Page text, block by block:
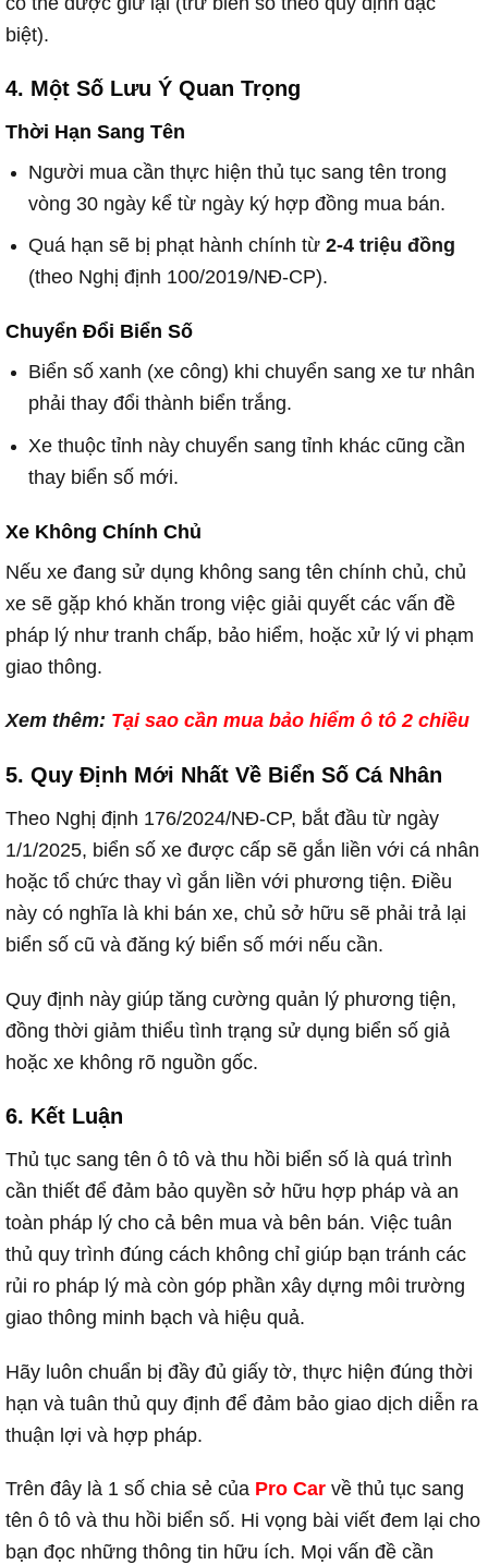
biệt).
4. Một Số Lưu Ý Quan Trọng
Thời Hạn Sang Tên
Người mua cần thực hiện thủ tục sang tên trong
vòng 30 ngày kể từ ngày ký hợp đồng mua bán.
Quá hạn sẽ bị phạt hành chính từ 2-4 triệu đồng
(theo Nghị định 100/2019/NĐ-CP).
Chuyển Đổi Biển Số
Biển số xanh (xe công) khi chuyển sang xe tư nhân
phải thay đổi thành biển trắng.
Xe thuộc tỉnh này chuyển sang tỉnh khác cũng cần
thay biển số mới.
Xe Không Chính Chủ
Nếu xe đang sử dụng không sang tên chính chủ, chủ
xe sẽ gặp khó khăn trong việc giải quyết các vấn đề
pháp lý như tranh chấp, bảo hiểm, hoặc xử lý vi phạm
giao thông.
Xem thêm: Tại sao cần mua bảo hiểm ô tô 2 chiều
5. Quy Định Mới Nhất Về Biển Số Cá Nhân
Theo Nghị định 176/2024/NĐ-CP, bắt đầu từ ngày
1/1/2025, biển số xe được cấp sẽ gắn liền với cá nhân
hoặc tổ chức thay vì gắn liền với phương tiện. Điều
này có nghĩa là khi bán xe, chủ sở hữu sẽ phải trả lại
biển số cũ và đăng ký biển số mới nếu cần.
Quy định này giúp tăng cường quản lý phương tiện,
đồng thời giảm thiểu tình trạng sử dụng biển số giả
hoặc xe không rõ nguồn gốc.
6. Kết Luận
Thủ tục sang tên ô tô và thu hồi biển số là quá trình
cần thiết để đảm bảo quyền sở hữu hợp pháp và an
toàn pháp lý cho cả bên mua và bên bán. Việc tuân
thủ quy trình đúng cách không chỉ giúp bạn tránh các
rủi ro pháp lý mà còn góp phần xây dựng môi trường
giao thông minh bạch và hiệu quả.
Hãy luôn chuẩn bị đầy đủ giấy tờ, thực hiện đúng thời
hạn và tuân thủ quy định để đảm bảo giao dịch diễn ra
thuận lợi và hợp pháp.
Trên đây là 1 số chia sẻ của Pro Car về thủ tục sang
tên ô tô và thu hồi biển số. Hi vọng bài viết đem lại cho
bạn đọc những thông tin hữu ích. Mọi vấn đề cần